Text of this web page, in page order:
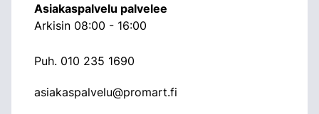
Asiakaspalvelu palvelee
Arkisin 08:00 - 16:00
Puh. 010 235 1690
asiakaspalvelu@promart.fi